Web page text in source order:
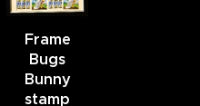
Frame
Bugs
Bunny
stamp